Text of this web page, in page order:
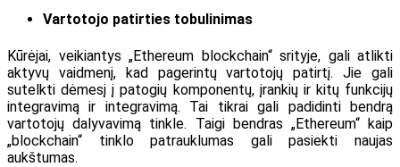
Vartotojo patirties tobulinimas
Kūrėjai, veikiantys „Ethereum blockchain“ srityje, gali atlikti
aktyvų vaidmenį, kad pagerintų vartotojų patirtį. Jie gali
sutelkti dėmesį į patogių komponentų, įrankių ir kitų funkcijų
integravimą ir integravimą. Tai tikrai gali padidinti bendrą
vartotojų dalyvavimą tinkle. Taigi bendras „Ethereum“ kaip
„blockchain“ tinklo patrauklumas gali pasiekti naujas
aukštumas.